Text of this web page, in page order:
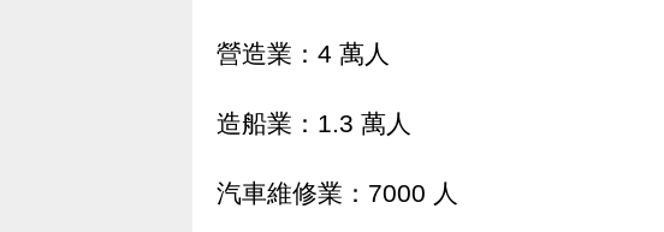
營造業：4 萬人
造船業：1.3 萬人
汽車維修業：7000 人